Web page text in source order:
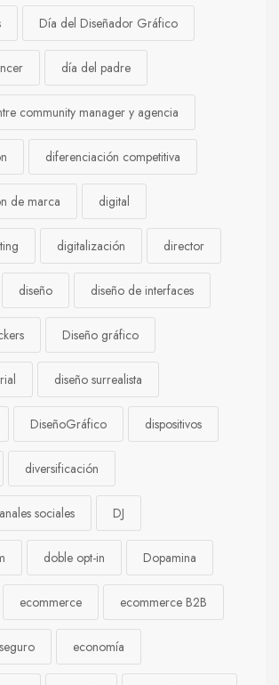
Día del Diseñador Gráfico
día del padre
community manager y agencia
diferenciación competitiva
de marca digital
digitalización director
diseño diseño de interfaces
Diseño gráfico
diseño surrealista
DiseñoGráfico dispositivos
diversificación
sociales DJ
doble opt-in Dopamina
ecommerce ecommerce B2B
economía